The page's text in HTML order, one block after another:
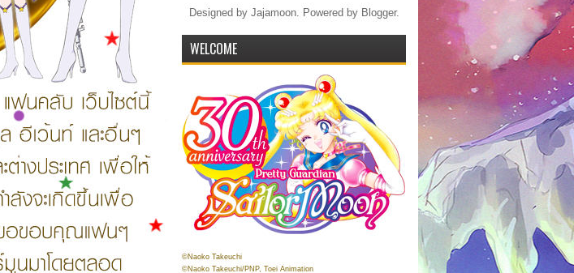
Designed by Jajamoon. Powered by Blogger.
WELCOME
©Naoko Takeuchi
©Naoko Takeuchi/PNP, Toei Animation